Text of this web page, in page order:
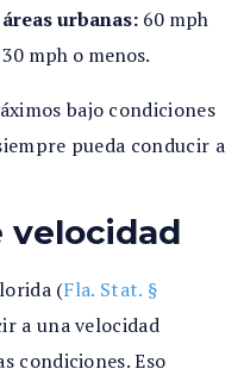
urbanas: 60 mph
mph o menos.
bajo condiciones
pueda conducir a
velocidad
(Fla. Stat. §
a una velocidad
condiciones. Eso